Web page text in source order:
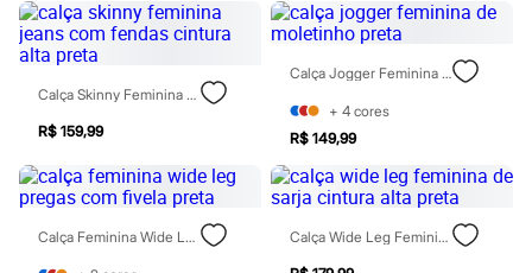
Novidades
Roupas
Bermudas
Calças
Camisetas e Regatas
Casacos e Jaquetas
Jeans
Polos
Acessórios
Bolsas e Mochilas
Chapéus e Bonés
Calça Skinny Feminina Jeans Com Fendas Cintura Alta Preta
R$ 159,99
Calça Jogger Feminina De Moletinho Preta
+ 4 cores
R$ 149,99
Calça Feminina Wide Leg Pregas Com Fivela Preta Calça Wide Leg Feminina De Sarja Cintura Alta Preta